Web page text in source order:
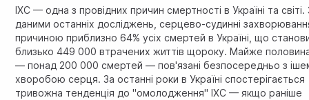
ІХС — одна з провідних причин смертності в Україні та світі.
даними останніх досліджень, серцево-судинні
причиною приблизно 64% усіх смертей в Україні, що
близько 449 000 втрачених життів щороку. Майже
— понад 200 000 смертей — пов'язані безпосередньо з
хворобою серця. За останні роки в Україні спостерігається
тривожна тенденція до "омолодження" ІХС — якщо раніше